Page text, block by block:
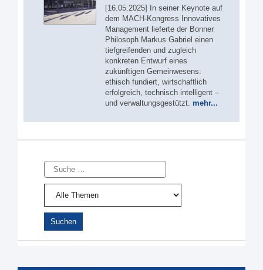
[16.05.2025] In seiner Keynote auf
dem MACH-Kongress Innovatives
Management lieferte der Bonner
Philosoph Markus Gabriel einen
tiefgreifenden und zugleich
konkreten Entwurf eines
zukünftigen Gemeinwesens:
ethisch fundiert, wirtschaftlich
erfolgreich, technisch intelligent –
und verwaltungsgestützt. mehr...
Suche